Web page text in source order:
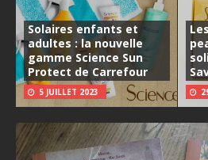
Solaires enfants et
adultes : la nouvelle
gamme Science Sun
Protect de Carrefour
5 JUILLET 2023